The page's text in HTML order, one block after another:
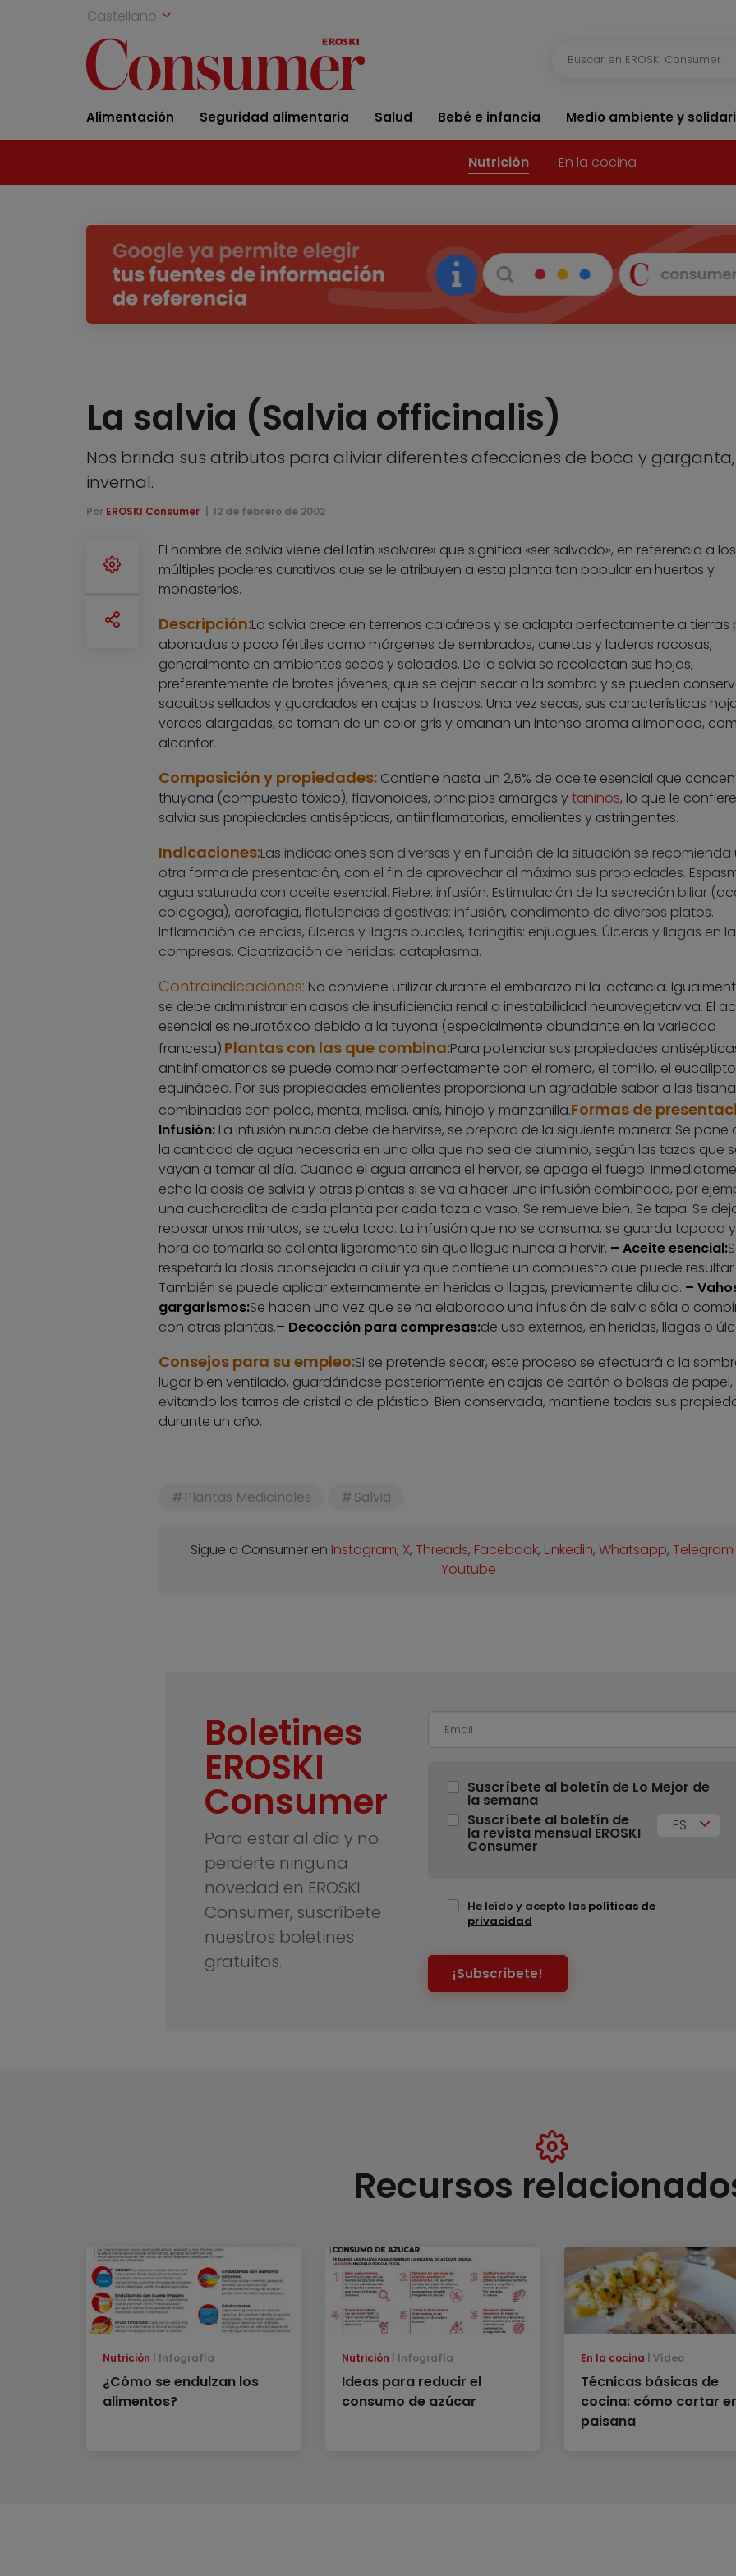
Castellano
Alimentación Seguridad alimentaria Salud Bebé e infancia Medio ambiente y
Nutrición En la cocina
La salvia (Salvia officinalis)
Nos brinda sus atributos para aliviar diferentes afecciones de boca y
invernal.
Por EROSKI Consumer 12 de febrero de 2002
El nombre de salvia viene del latín «salvare» que significa «ser salvado», en referencia a los
múltiples poderes curativos que se le atribuyen a esta planta tan popular en huertos y
monasterios.
Descripción:La salvia crece en terrenos calcáreos y se adapta perfectamente a tierras
abonadas o poco fértiles como márgenes de sembrados, cunetas y laderas rocosas,
generalmente en ambientes secos y soleados. De la salvia se recolectan sus hojas,
preferentemente de brotes jóvenes, que se dejan secar a la sombra y se pueden
saquitos sellados y guardados en cajas o frascos. Una vez secas, sus características
verdes alargadas, se tornan de un color gris y emanan un intenso aroma alimonado,
alcanfor.
Composición y propiedades: Contiene hasta un 2,5% de aceite esencial que
thuyona (compuesto tóxico), flavonoides, principios amargos ytaninos, lo que le
salvia sus propiedades antisépticas, antiinflamatorias, emolientes y astringentes.
Indicaciones:Las indicaciones son diversas y en función de la situación se recomienda
otra forma de presentación, con el fin de aprovechar al máximo sus propiedades.
agua saturada con aceite esencial. Fiebre: infusión. Estimulación de la secreción biliar
colagoga), aerofagia, flatulencias digestivas: infusión, condimento de diversos platos.
Inflamación de encías, úlceras y llagas bucales, faringitis: enjuagues. Úlceras y llagas en
compresas. Cicatrización de heridas: cataplasma.
Contraindicaciones: No conviene utilizar durante el embarazo ni la lactancia.
se debe administrar en casos de insuficiencia renal o inestabilidad neurovegetaviva. El
esencial es neurotóxico debido a la tuyona (especialmente abundante en la variedad
francesa).Plantas con las que combina:Para potenciar sus propiedades
antiinflamatorias se puede combinar perfectamente con el romero, el tomillo, el
equinácea. Por sus propiedades emolientes proporciona un agradable sabor a las
combinadas con poleo, menta, melisa, anís, hinojo y manzanilla.Formas de
Infusión: La infusión nunca debe de hervirse, se prepara de la siguiente manera: Se pone
la cantidad de agua necesaria en una olla que no sea de aluminio, según las tazas que
vayan a tomar al día. Cuando el agua arranca el hervor, se apaga el fuego.
echa la dosis de salvia y otras plantas si se va a hacer una infusión combinada, por
una cucharadita de cada planta por cada taza o vaso. Se remueve bien. Se tapa. Se
reposar unos minutos, se cuela todo. La infusión que no se consuma, se guarda tapada
hora de tomarla se calienta ligeramente sin que llegue nunca a hervir. – Aceite esencial:
respetará la dosis aconsejada a diluir ya que contiene un compuesto que puede resultar
También se puede aplicar externamente en heridas o llagas, previamente diluido. –
gargarismos:Se hacen una vez que se ha elaborado una infusión de salvia sóla o
con otras plantas.– Decocción para compresas:de uso externos, en heridas, llagas o
Consejos para su empleo:Si se pretende secar, este proceso se efectuará a la
lugar bien ventilado, guardándose posteriormente en cajas de cartón o bolsas de
evitando los tarros de cristal o de plástico. Bien conservada, mantiene todas sus
durante un año.
Plantas Medicinales Salvia
Sigue a Consumer en Instagram, X,Threads, Facebook, Linkedin,Whatsapp,Telegram
Youtube
Boletines
EROSKI
Consumer
Para estar al día y no
perderte ninguna
novedad en EROSKI
Consumer, suscríbete
nuestros boletines
gratuitos.
Suscríbete al boletín de Lo Mejor de
la semana
Suscríbete al boletín de
la revista mensual EROSKI
Consumer
ES
He leído y acepto las políticas de
privacidad
¡Subscríbete!
Recursos
Nutrición Infografía
¿Cómo se endulzan los
alimentos?
Nutrición Infografía
Ideas para reducir el
consumo de azúcar
En la cocina Vídeo
Técnicas básicas de
cocina: cómo cortar
paisana